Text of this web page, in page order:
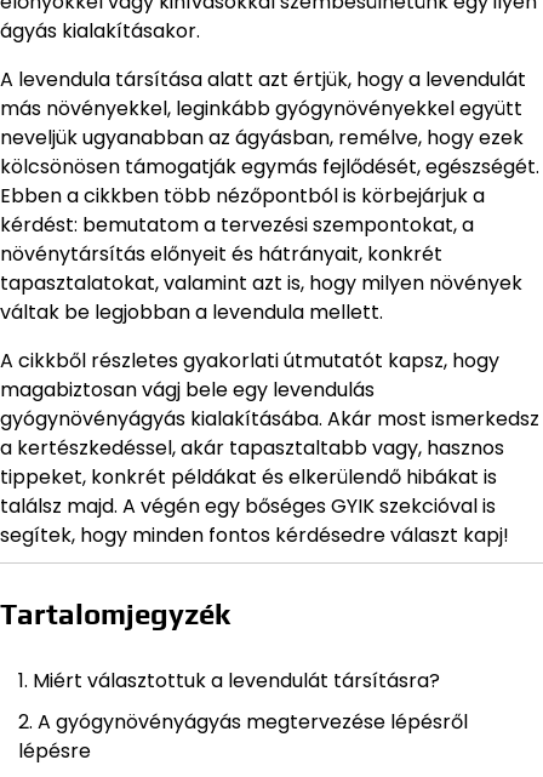
ágyás kialakításakor.
A levendula társítása alatt azt értjük, hogy a levendulát
más növényekkel, leginkább gyógynövényekkel együtt
neveljük ugyanabban az ágyásban, remélve, hogy ezek
kölcsönösen támogatják egymás fejlődését, egészségét.
Ebben a cikkben több nézőpontból is körbejárjuk a
kérdést: bemutatom a tervezési szempontokat, a
növénytársítás előnyeit és hátrányait, konkrét
tapasztalatokat, valamint azt is, hogy milyen növények
váltak be legjobban a levendula mellett.
A cikkből részletes gyakorlati útmutatót kapsz, hogy
magabiztosan vágj bele egy levendulás
gyógynövényágyás kialakításába. Akár most ismerkedsz
a kertészkedéssel, akár tapasztaltabb vagy, hasznos
tippeket, konkrét példákat és elkerülendő hibákat is
találsz majd. A végén egy bőséges GYIK szekcióval is
segítek, hogy minden fontos kérdésedre választ kapj!
Tartalomjegyzék
Miért választottuk a levendulát társításra?
A gyógynövényágyás megtervezése lépésről
lépésre